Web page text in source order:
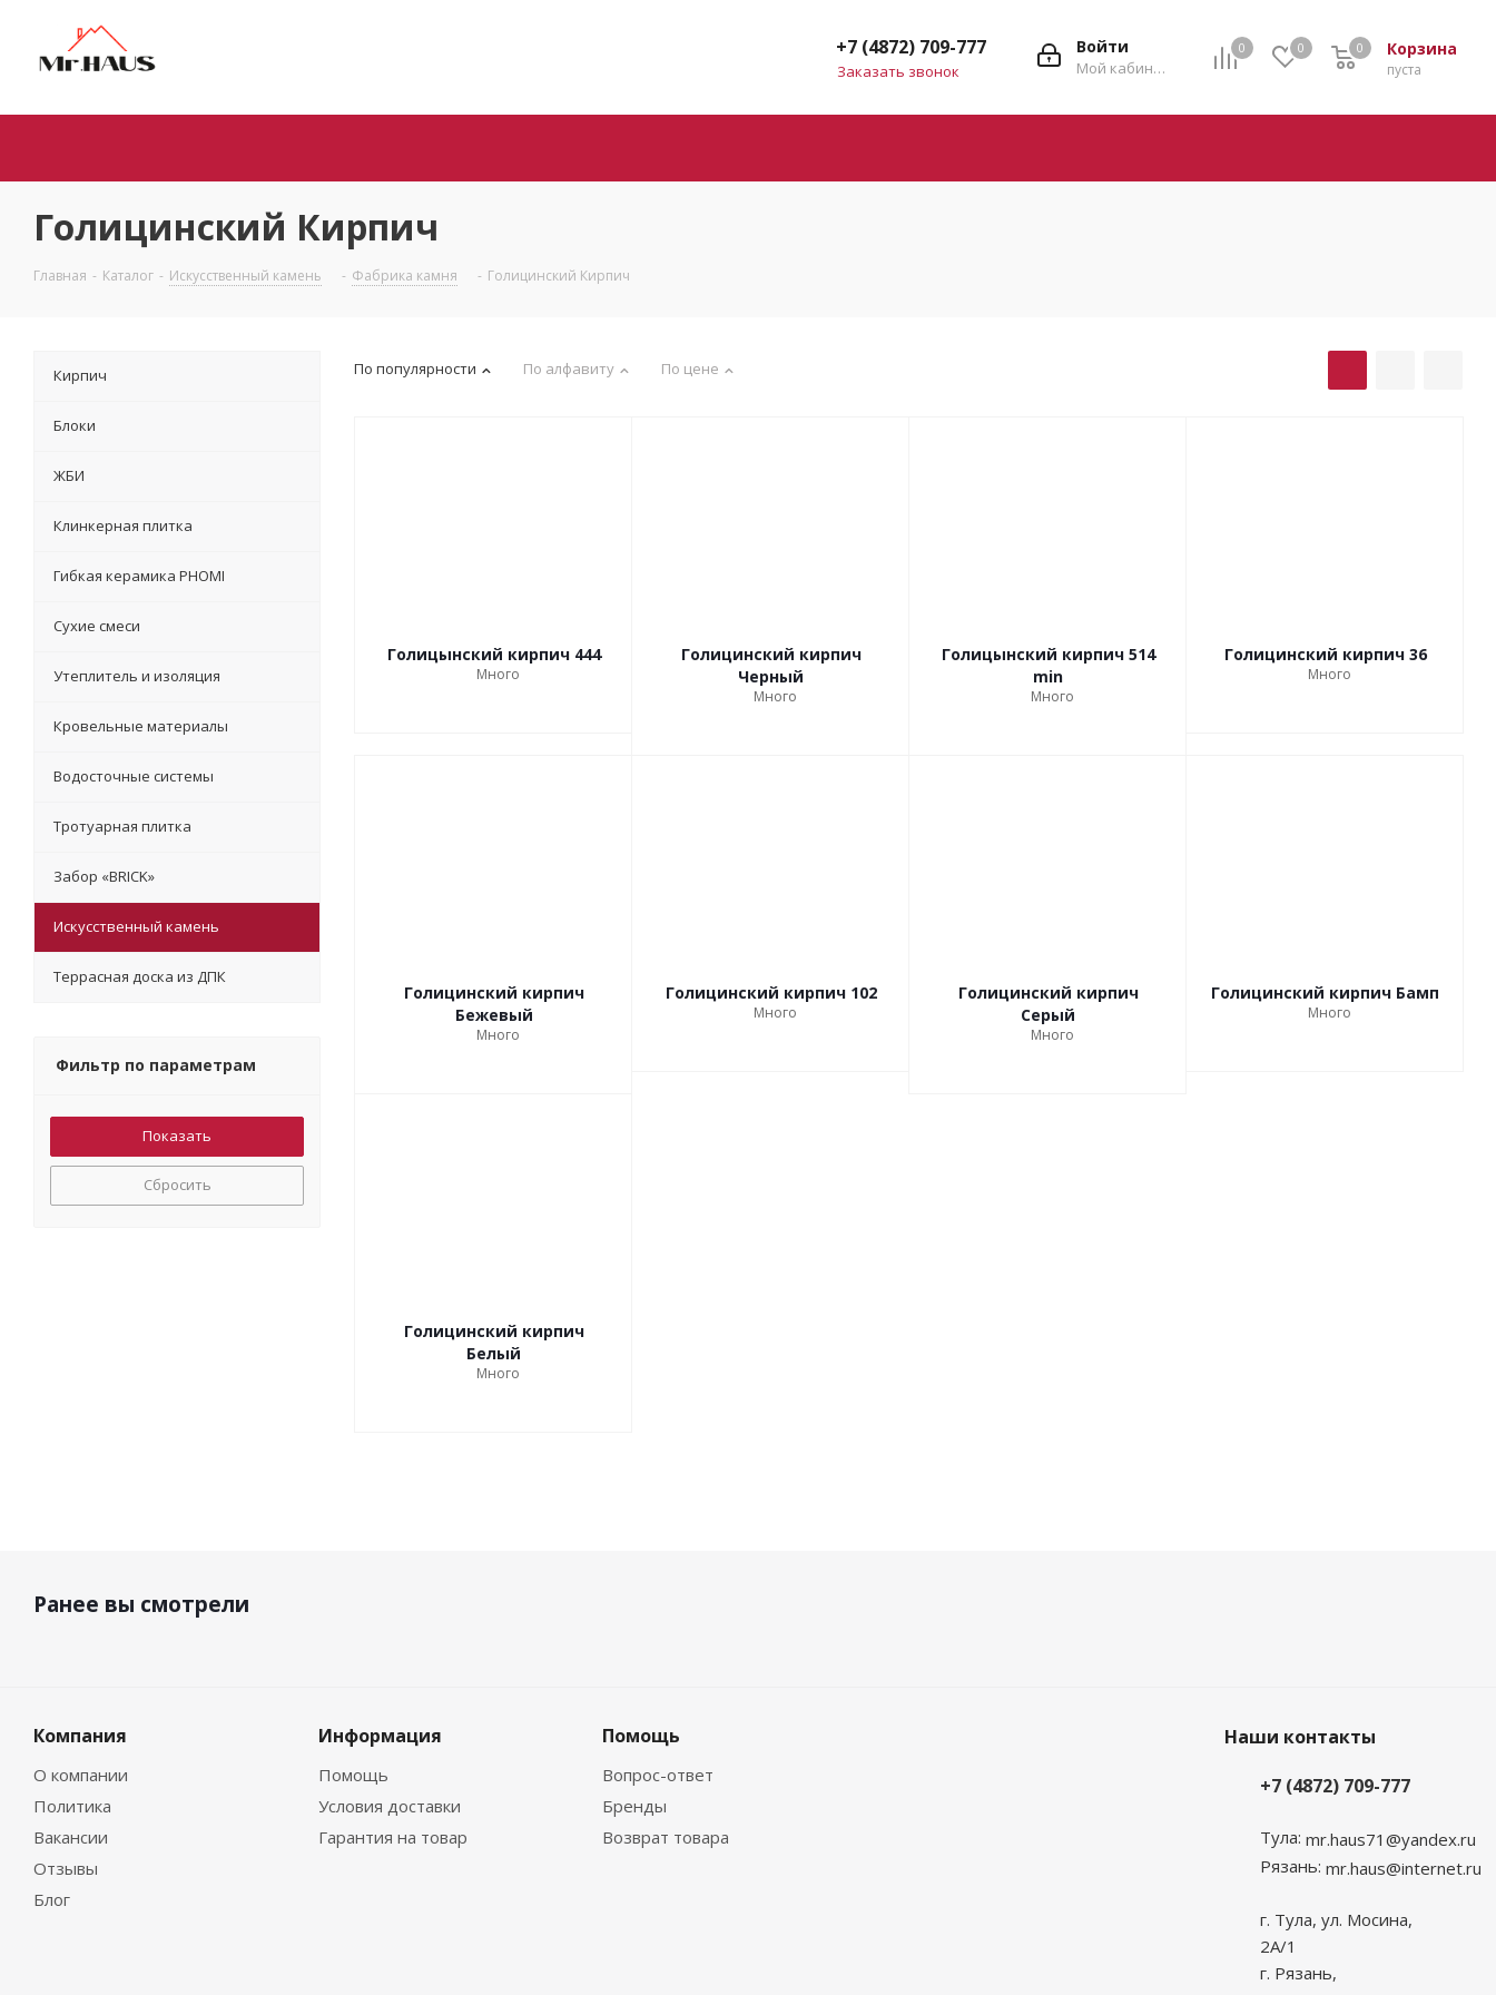
0 0 Корзина
0
пуста
0
Войти
Мой кабинет
+7 (4872) 709-777
Заказать звонок
Голицинский Кирпич
Главная - Каталог - Искусственный камень - Фабрика камня - Голицинский Кирпич
По популярности По алфавиту По цене
Голицынский кирпич 444
Много
Голицинский кирпич
Черный
Много
Голицынский кирпич 514
min
Много
Голицинский кирпич 36
Много
Голицинский кирпич
Бежевый
Много
Голицинский кирпич 102
Много
Голицинский кирпич
Серый
Много
Голицинский кирпич Бамп
Много
Голицинский кирпич
Белый
Много
Кирпич
Блоки
ЖБИ
Клинкерная плитка
Гибкая керамика PHOMI
Сухие смеси
Утеплитель и изоляция
Кровельные материалы
Водосточные системы
Тротуарная плитка
Забор «‎BRICK»‎
Искусственный камень
Террасная доска из ДПК
Фильтр по параметрам
Сбросить
Ранее вы смотрели
Компания
О компании
Политика
Вакансии
Отзывы
Блог
Информация
Помощь
Условия доставки
Гарантия на товар
Помощь
Вопрос-ответ
Бренды
Возврат товара
Наши контакты
+7 (4872) 709-777
Тула: mr.haus71@yandex.ru
Рязань: mr.haus@internet.ru
г. Тула, ул. Мосина,
2А/1
г. Рязань,